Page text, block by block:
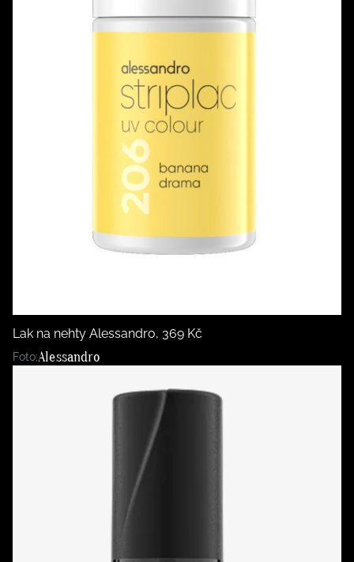
Lak na nehty Alessandro, 369 Kč
Foto:Alessandro